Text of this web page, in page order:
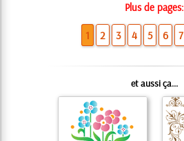
Plus de pages:
1 2 3 4 5 6 7
et aussi ça...